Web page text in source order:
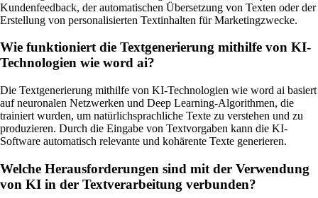
Kundenfeedback, der automatischen Übersetzung von Texten oder der
Erstellung von personalisierten Textinhalten für Marketingzwecke.
Wie funktioniert die Textgenerierung mithilfe von KI-
Technologien wie word ai?
Die Textgenerierung mithilfe von KI-Technologien wie word ai basiert
auf neuronalen Netzwerken und Deep Learning-Algorithmen, die
trainiert wurden, um natürlichsprachliche Texte zu verstehen und zu
produzieren. Durch die Eingabe von Textvorgaben kann die KI-
Software automatisch relevante und kohärente Texte generieren.
Welche Herausforderungen sind mit der Verwendung
von KI in der Textverarbeitung verbunden?